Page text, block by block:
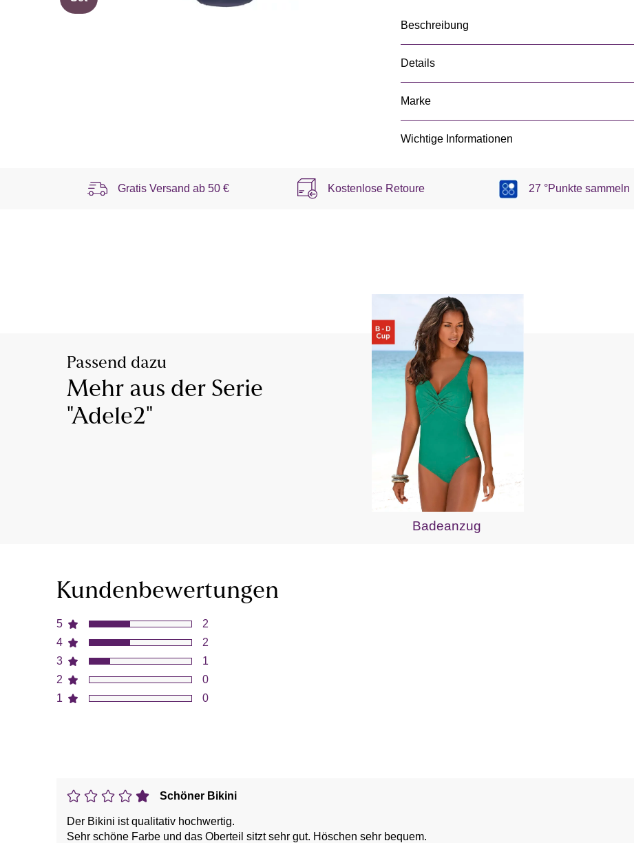
Beschreibung
Details
Marke
Wichtige Informationen
Gratis Versand ab 50 € Kostenlose Retoure 27 °Punkte sammeln
Passend dazu
Mehr aus der Serie
"Adele2"
Badeanzug
Kundenbewertungen
5
4
3
2
1
2
2
1
0
0
Schöner Bikini
Der Bikini ist qualitativ hochwertig.
Sehr schöne Farbe und das Oberteil sitzt sehr gut. Höschen sehr bequem.